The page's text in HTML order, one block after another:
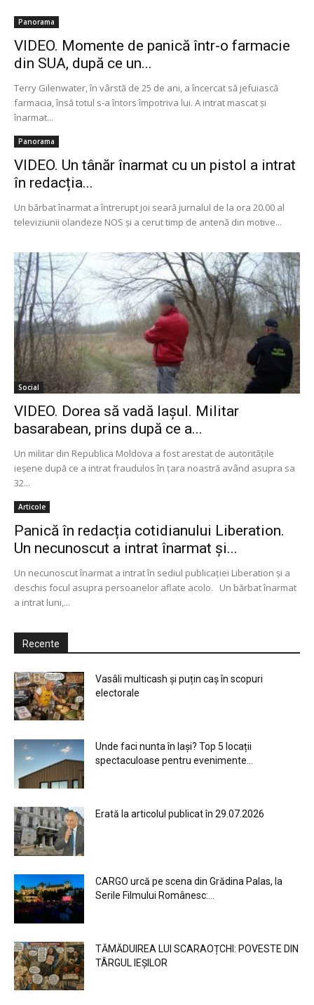
Panorama
VIDEO. Momente de panică într-o farmacie
din SUA, după ce un...
Terry Gilenwater, în vârstă de 25 de ani, a încercat să jefuiască
farmacia, însă totul s-a întors împotriva lui. A intrat mascat şi
înarmat...
Panorama
VIDEO. Un tânăr înarmat cu un pistol a intrat
în redacția...
Un bărbat înarmat a întrerupt joi seară jurnalul de la ora 20.00 al
televiziunii olandeze NOS şi a cerut timp de antenă din motive...
Social
VIDEO. Dorea să vadă Iaşul. Militar
basarabean, prins după ce a...
Un militar din Republica Moldova a fost arestat de autorităţile
ieşene după ce a intrat fraudulos în ţara noastră având asupra sa
32...
Articole
Panică în redacția cotidianului Liberation.
Un necunoscut a intrat înarmat și...
Un necunoscut înarmat a intrat în sediul publicaţiei Liberation şi a
deschis focul asupra persoanelor aflate acolo. Un bărbat înarmat
a intrat luni,...
Recente
Vasâli multicash și puțin caș în scopuri
electorale
Unde faci nunta în Iași? Top 5 locații
spectaculoase pentru evenimente...
Erată la articolul publicat în 29.07.2026
CARGO urcă pe scena din Grădina Palas, la
Serile Filmului Românesc:...
TĂMĂDUIREA LUI SCARAOȚCHI: POVESTE DIN
TÂRGUL IEȘILOR